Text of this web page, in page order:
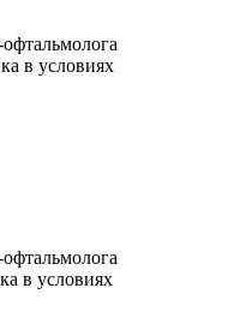
в условиях
в условиях